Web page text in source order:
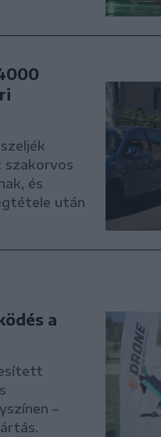
szakorvos
és
után
a
–